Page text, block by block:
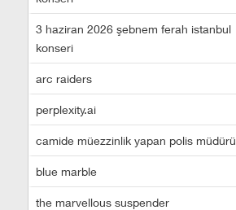
3 haziran 2026 şebnem ferah istanbul
konseri
arc raiders
perplexity.ai
camide müezzinlik yapan polis müdürü
blue marble
the marvellous suspender